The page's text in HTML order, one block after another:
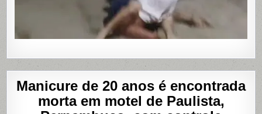
Manicure de 20 anos é encontrada
morta em motel de Paulista,